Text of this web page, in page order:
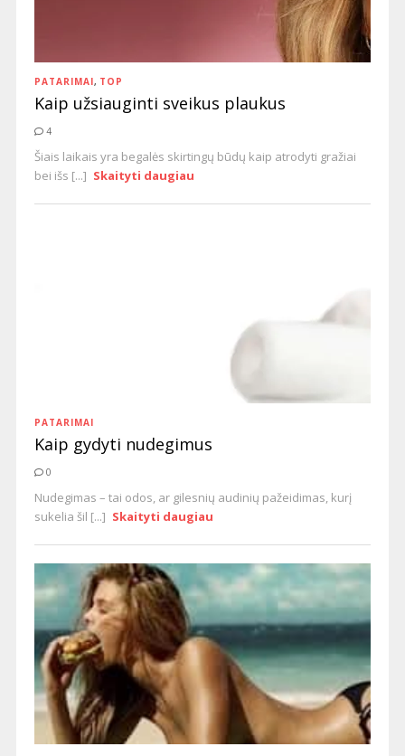
PATARIMAI, TOP
Kaip užsiauginti sveikus plaukus
4
Šiais laikais yra begalės skirtingų būdų kaip atrodyti gražiai
bei išs [...] Skaityti daugiau
PATARIMAI
Kaip gydyti nudegimus
0
Nudegimas – tai odos, ar gilesnių audinių pažeidimas, kurį
sukelia šil [...] Skaityti daugiau